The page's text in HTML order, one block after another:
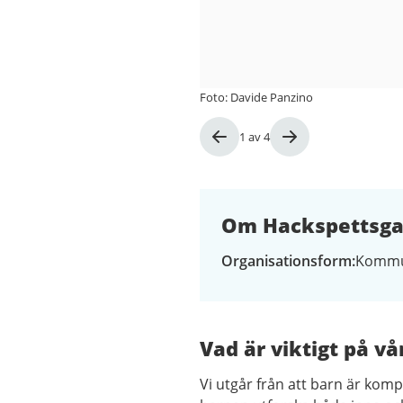
Bild
1 av4
Foto: Davide Panzino
Om
Organisationsform
Vad är viktigt på
Vi utgår från att barn är